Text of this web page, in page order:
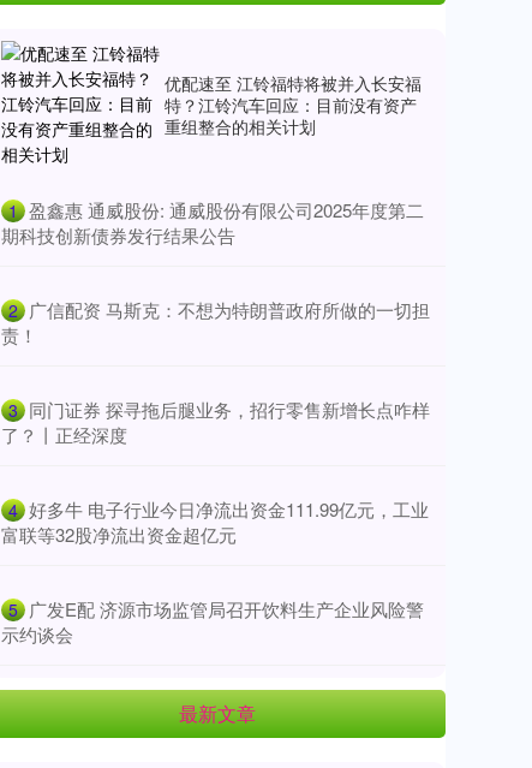
优配速至 江铃福特将被并入长安福
特？江铃汽车回应：目前没有资产
重组整合的相关计划
1 ​盈鑫惠 通威股份: 通威股份有限公司2025年度第二
期科技创新债券发行结果公告
2 ​广信配资 马斯克：不想为特朗普政府所做的一切担
责！
3 ​同门证券 探寻拖后腿业务，招行零售新增长点咋样
了？丨正经深度
4 ​好多牛 电子行业今日净流出资金111.99亿元，工业
富联等32股净流出资金超亿元
5 ​广发E配 济源市场监管局召开饮料生产企业风险警
示约谈会
最新文章